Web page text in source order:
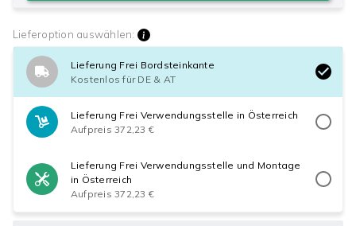
Lieferoption auswählen:
Lieferung Frei Bordsteinkante
Kostenlos für DE & AT
Lieferung Frei Verwendungsstelle in Österreich
Aufpreis 372,23 €
Lieferung Frei Verwendungsstelle und Montage
in Österreich
Aufpreis 372,23 €